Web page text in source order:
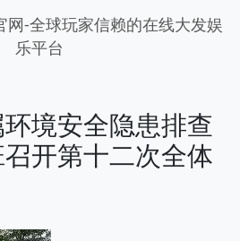
网-全球玩家信赖的在线大发娱
乐平台
境安全隐患排查
开第十二次全体